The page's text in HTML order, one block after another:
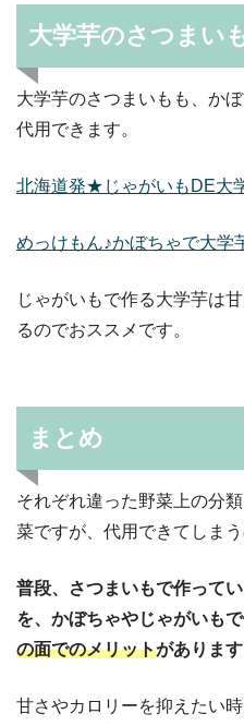
大学芋のさつまい
大学芋のさつまいもも、か
代用できます。
北海道発★じゃがいもDE大
めっけもん♪かぼちゃで大学
じゃがいもで作る大学芋は
るのでおススメです。
まとめ
それぞれ違った野菜上の分
菜ですが、代用できてしまう
普段、さつまいもで作って
を、かぼちゃやじゃがいも
の面でのメリットがあります
甘さやカロリーを抑えたい